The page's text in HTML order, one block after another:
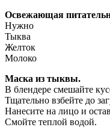
Освежающая
Нужно
Тыква
Желток
Молоко
Маска из тыквы.
В блендере смешайте
Тщательно взбейте до
Нанесите на лицо и
Смойте теплой водой.